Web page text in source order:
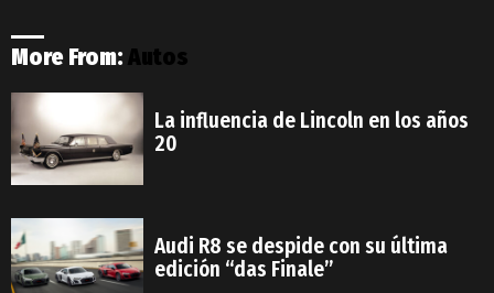
More From:Autos
La influencia de Lincoln en los años
20
Audi R8 se despide con su última
edición “das Finale”